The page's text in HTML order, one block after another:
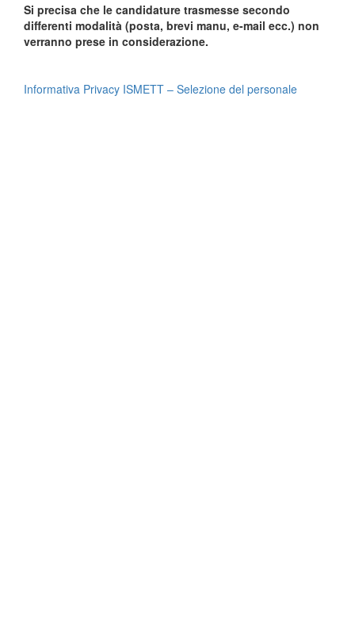
Si precisa che le candidature trasmesse secondo
differenti modalità (posta, brevi manu, e-mail ecc.) non
verranno prese in considerazione.
Informativa Privacy ISMETT – Selezione del personale